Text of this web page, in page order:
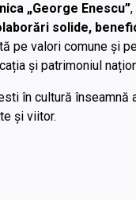
„George Enescu”
solide,
pe valori comune și
și patrimoniul
în cultură înseamnă
și viitor.